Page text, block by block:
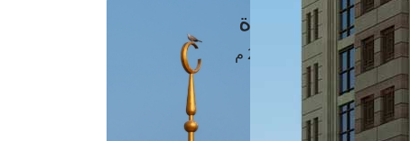
مَواقِيتُ الصَّـــلاة
القاهرة · 06 أغسطس 2026 م
الفجر
الشروق